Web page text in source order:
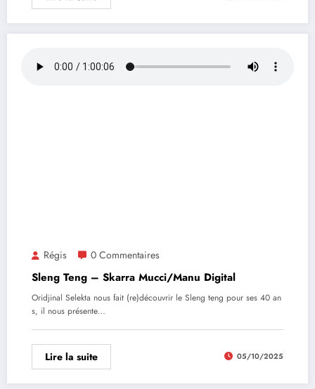
Régis 0 Commentaires
Sleng Teng – Skarra Mucci/Manu Digital
Oridjinal Selekta nous fait (re)découvrir le Sleng teng pour ses 40 an
s, il nous présente…
Lire la suite 05/10/2025